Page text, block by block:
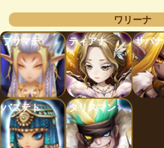
ワリーナ
プサマテ
ティアナ サバナ
バステト タリスマン